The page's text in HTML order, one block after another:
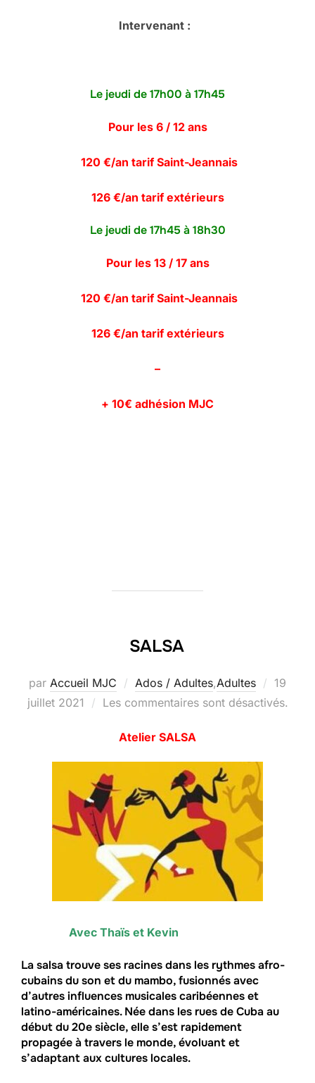
Intervenant :
Le jeudi de 17h00 à 17h45
Pour les 6 / 12 ans
120 €/an tarif Saint-Jeannais
126 €/an tarif extérieurs
Le jeudi de 17h45 à 18h30
Pour les 13 / 17 ans
120 €/an tarif Saint-Jeannais
126 €/an tarif extérieurs
–
+ 10€ adhésion MJC
SALSA
par Accueil MJC Ados / Adultes,Adultes
Publié
le
19
juillet 2021
Les commentaires sont désactivés.
Atelier SALSA
Avec Thaïs et Kevin
La salsa trouve ses racines dans les rythmes afro-
cubains du son et du mambo, fusionnés avec
d’autres influences musicales caribéennes et
latino-américaines. Née dans les rues de Cuba au
début du 20e siècle, elle s’est rapidement
propagée à travers le monde, évoluant et
s’adaptant aux cultures locales.